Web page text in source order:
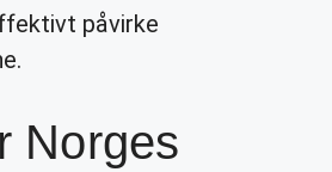
påvirke
Norges